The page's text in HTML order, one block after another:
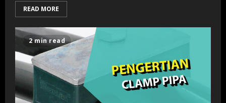
READ MORE
2 min read